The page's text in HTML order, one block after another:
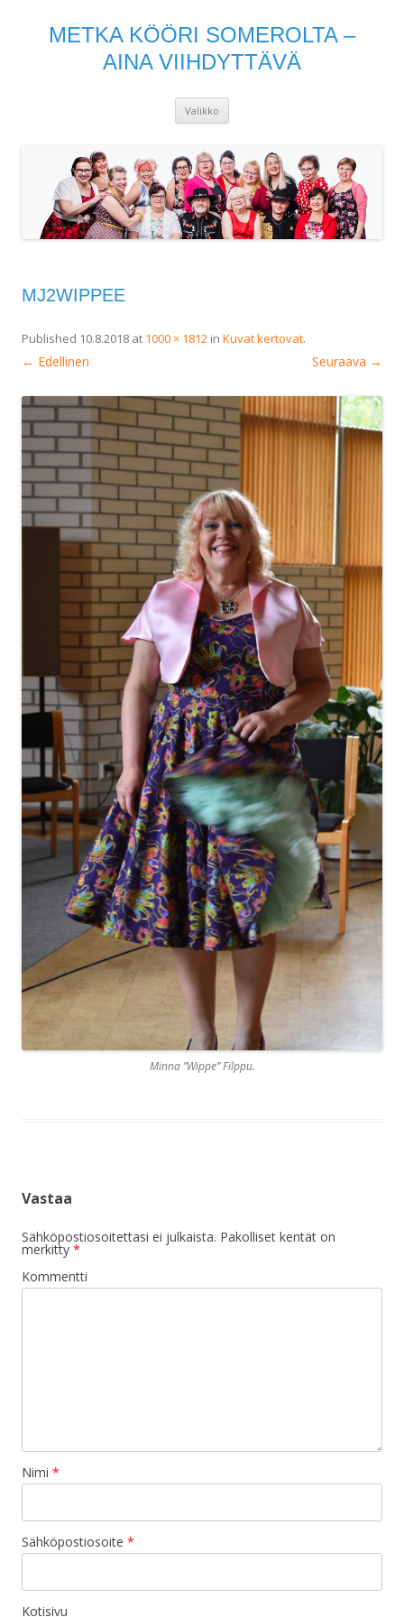
METKA KÖÖRI SOMEROLTA –
AINA VIIHDYTTÄVÄ
Valikko
MJ2WIPPEE
Published 10.8.2018 at 1000 × 1812 in Kuvat kertovat.
← Edellinen Seuraava →
Minna ”Wippe” Filppu.
Vastaa
Sähköpostiosoitettasi ei julkaista. Pakolliset kentät on
merkitty *
Kommentti
Nimi *
Sähköpostiosoite *
Kotisivu